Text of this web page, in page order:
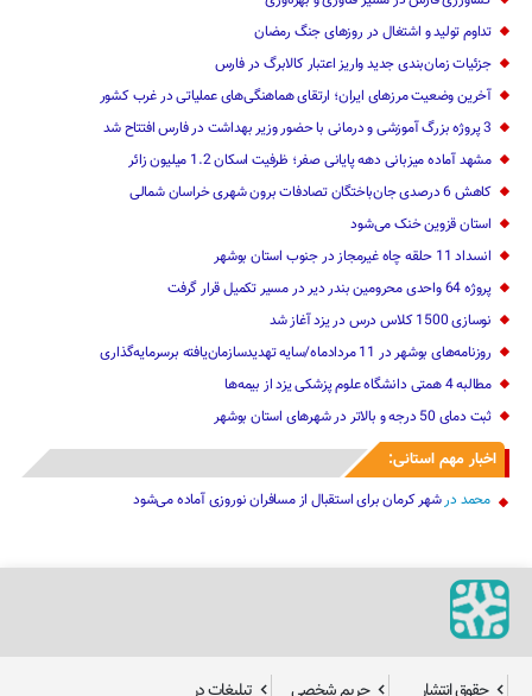
تداوم تولید و اشتغال در روزهای جنگ رمضان
جزئیات زمان‌بندی جدید واریز اعتبار کالابرگ در فارس
آخرین وضعیت مرزهای ایران؛ ارتقای هماهنگی‌های عملیاتی در غرب کشور
3 پروژه بزرگ آموزشی و درمانی با حضور وزیر بهداشت در فارس افتتاح شد
مشهد آماده میزبانی دهه پایانی صفر؛ ظرفیت اسکان 1.2 میلیون زائر
کاهش 6 درصدی جان‌باختگان تصادفات برون شهری خراسان شمالی
استان قزوین خنک‌ می‌شود
انسداد 11 حلقه چاه غیرمجاز در جنوب استان بوشهر
پروژه 64 واحدی محرومین بندر دیر در مسیر تکمیل قرار گرفت
نوسازی 1500 کلاس درس در یزد آغاز شد
روزنامه‌های بوشهر در 11 مردادماه/سایه تهدیدسازمان‌یافته برسرمایه‌گذاری
مطالبه 4 همتی دانشگاه علوم پزشکی یزد از بیمه‌ها
ثبت دمای 50 درجه و بالاتر در شهرهای استان بوشهر
اخبار مهم استانی:
محمد درشهر کرمان برای استقبال از مسافران نوروزی آماده می‌شود
حقوق انتشار حریم شخصی تبلیغات در